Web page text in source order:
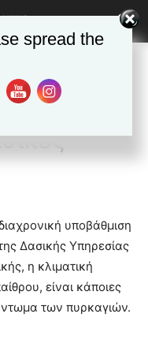
υποβάθμιση
Δασικής Υπηρεσίας
η κλιματική
είναι κάποιες
των πυρκαγιών.
spread the